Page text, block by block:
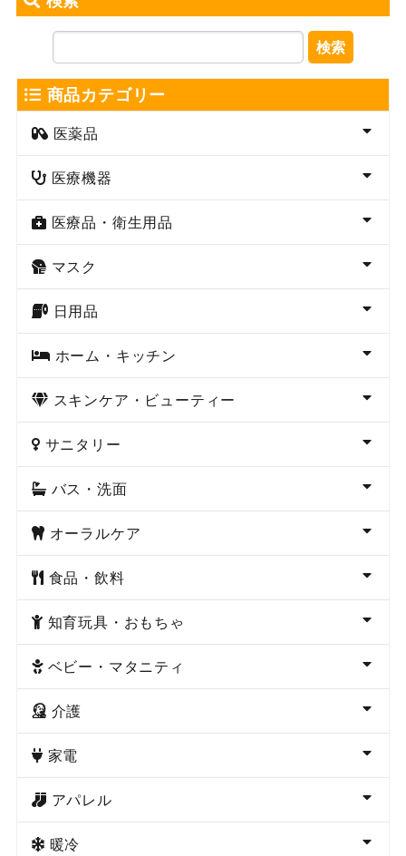
検索
商品カテゴリー
医薬品
医療機器
医療品・衛生用品
マスク
日用品
ホーム・キッチン
スキンケア・ビューティー
サニタリー
バス・洗面
オーラルケア
食品・飲料
知育玩具・おもちゃ
ベビー・マタニティ
介護
家電
アパレル
暖冷